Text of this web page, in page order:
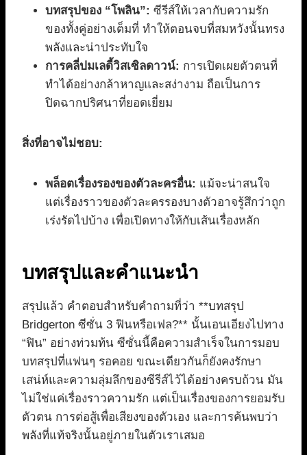
บทสรุปของ “โพลิน”: ซีรีส์ให้เวลากับความรัก
ของทั้งคู่อย่างเต็มที่ ทำให้ตอนจบที่สมหวังนั้นทรง
พลังและน่าประทับใจ
การคลี่ปมเลดี้วิสเซิลดาวน์: การเปิดเผยตัวตนที่
ทำได้อย่างกล้าหาญและสง่างาม ถือเป็นการ
ปิดฉากปริศนาที่ยอดเยี่ยม
สิ่งที่อาจไม่ชอบ:
พล็อตเรื่องรองของตัวละครอื่น: แม้จะน่าสนใจ
แต่เรื่องราวของตัวละครรองบางตัวอาจรู้สึกว่าถูก
เร่งรัดไปบ้าง เพื่อเปิดทางให้กับเส้นเรื่องหลัก
บทสรุปและคำแนะนำ
สรุปแล้ว คำตอบสำหรับคำถามที่ว่า **บทสรุป
Bridgerton ซีซั่น 3 ฟินหรือเฟล?** นั้นเอนเอียงไปทาง
“ฟิน” อย่างท่วมท้น ซีซั่นนี้คือความสำเร็จในการมอบ
บทสรุปที่แฟนๆ รอคอย ขณะเดียวกันก็ยังคงรักษา
เสน่ห์และความลุ่มลึกของซีรีส์ไว้ได้อย่างครบถ้วน มัน
ไม่ใช่แค่เรื่องราวความรัก แต่เป็นเรื่องของการยอมรับ
ตัวตน การต่อสู้เพื่อเสียงของตัวเอง และการค้นพบว่า
พลังที่แท้จริงนั้นอยู่ภายในตัวเราเสมอ